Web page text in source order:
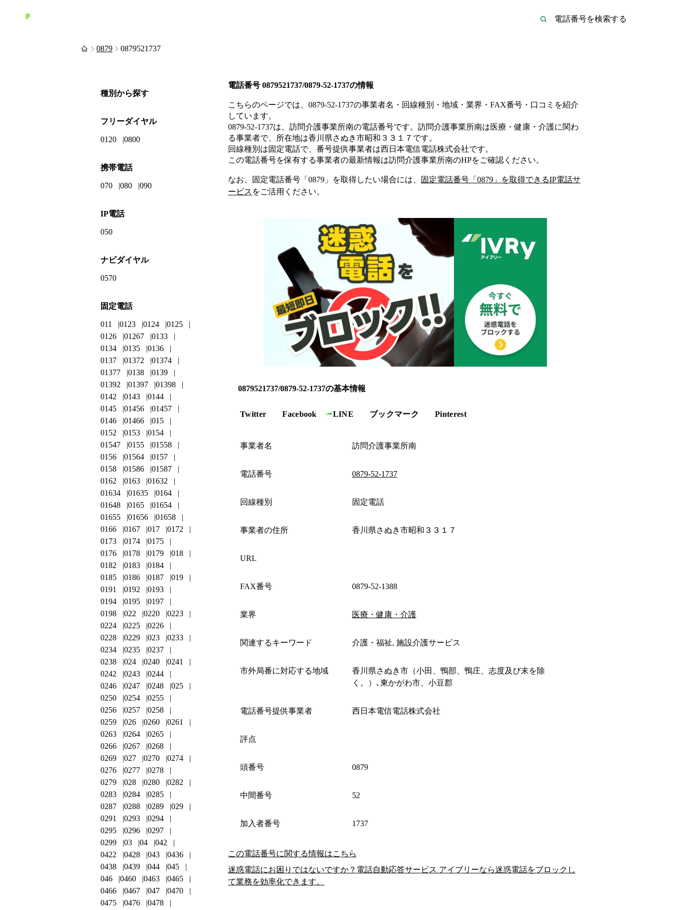
0879 0879521737
電話番号 0879521737/0879-52-1737の情報
こちらのページでは、 0879-52-1737の事業者名・回線種別・地域・業界・FAX番号・口コミを紹介
しています。
0879-52-1737は、 訪問介護事業所南の電話番号です。 訪問介護事業所南は医療・健康・介護に関わ
る事業者で、所在地は香川県さぬき市昭和３３１７ です。
回線種別は固定電話で、番号提供事業者は西日本電信電話株式会社です。
この電話番号を保有する事業者の最新情報は訪問介護事業所南のHPをご確認ください。
なお、固定電話番号「 0879 」を取得したい場合には、 固定電話番号「 0879 」を取得できるIP電話サ
ービス をご活用ください。
0879521737/0879-52-1737の基本情報
Twitter Facebook LINE ブックマーク Pinterest
事業者名 訪問介護事業所南
電話番号 0879-52-1737
回線種別 固定電話
事業者の住所 香川県さぬき市昭和３３１７
URL
FAX番号 0879-52-1388
業界 医療・健康・介護
関連するキーワード 介護・福祉, 施設介護サービス
市外局番に対応する地域
香川県さぬき市（小田、鴨部、鴨庄、志度及び末を除
く。）､東かがわ市、小豆郡
電話番号提供事業者 西日本電信電話株式会社
評点
頭番号 0879
中間番号 52
加入者番号 1737
この電話番号に関する情報はこちら
迷惑電話にお困りではないですか？電話自動応答サービス アイブリーなら迷惑電話をブロックし
て業務を効率化できます。
種別から探す
フリーダイヤル
0120 0800
携帯電話
070 080 090
IP電話
050
ナビダイヤル
0570
固定電話
011 0123 0124
0125
0126
01267
0133
0134
0135
0136
0137
01372
01374
01377
0138
0139
01392
01397
01398
0142
0143
0144
0145
01456
01457
0146
01466
015
0152
0153
0154
01547
0155
01558
0156
01564
0157
0158
01586
01587
0162
0163
01632
01634
01635
0164
01648
0165
01654
01655
01656
01658
0166
0167 017
0172
0173
0174
0175
0176
0178 0179
018
0182
0183
0184
0185
0186 0187
019
0191
0192
0193
0194
0195
0197
0198
022 0220
0223
0224
0225
0226
0228
0229 023
0233
0234
0235
0237
0238
024 0240
0241
0242
0243
0244
0246
0247 0248
025
0250
0254
0255
0256
0257
0258
0259
026 0260
0261
0263
0264
0265
0266
0267
0268
0269
027 0270
0274
0276
0277
0278
0279
028 0280
0282
0283
0284
0285
0287
0288 0289
029
0291
0293
0294
0295
0296
0297
0299
03 04
042
0422
0428 043
0436
0438
0439 044
045
046
0460 0463
0465
0466
0467 047
0470
0475
0476
0478